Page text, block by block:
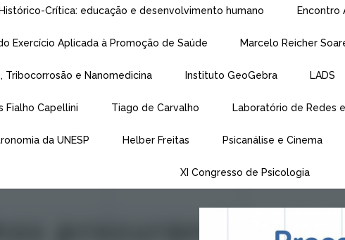
Crítica: educação e desenvolvimento humano Encontro
Exercício Aplicada à Promoção de Saúde Marcelo Reicher
Tribocorrosão e Nanomedicina Instituto GeoGebra LADS
Fialho Capellini Tiago de Carvalho Laboratório de Redes
da UNESP Helber Freitas Psicanálise e Cinema
XI Congresso de Psicologia